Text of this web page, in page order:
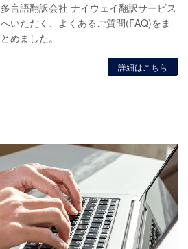
多言語翻訳会社 ナイウェイ翻訳サービス
へいただく、よくあるご質問(FAQ)をま
とめました。
詳細はこちら